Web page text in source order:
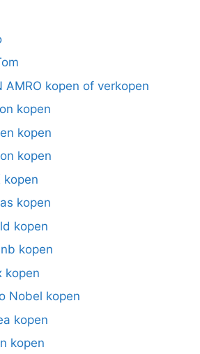
AMRO kopen of verkopen
kopen
kopen
kopen
kopen
kopen
kopen
kopen
kopen
Nobel kopen
kopen
kopen